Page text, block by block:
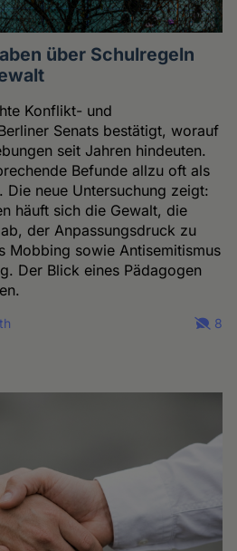
über Schulregeln
Konflikt- und
Senats bestätigt, worauf
seit Jahren hindeuten.
Befunde allzu oft als
neue Untersuchung zeigt:
häuft sich die Gewalt, die
der Anpassungsdruck zu
Mobbing sowie Antisemitismus
Der Blick eines Pädagogen
8